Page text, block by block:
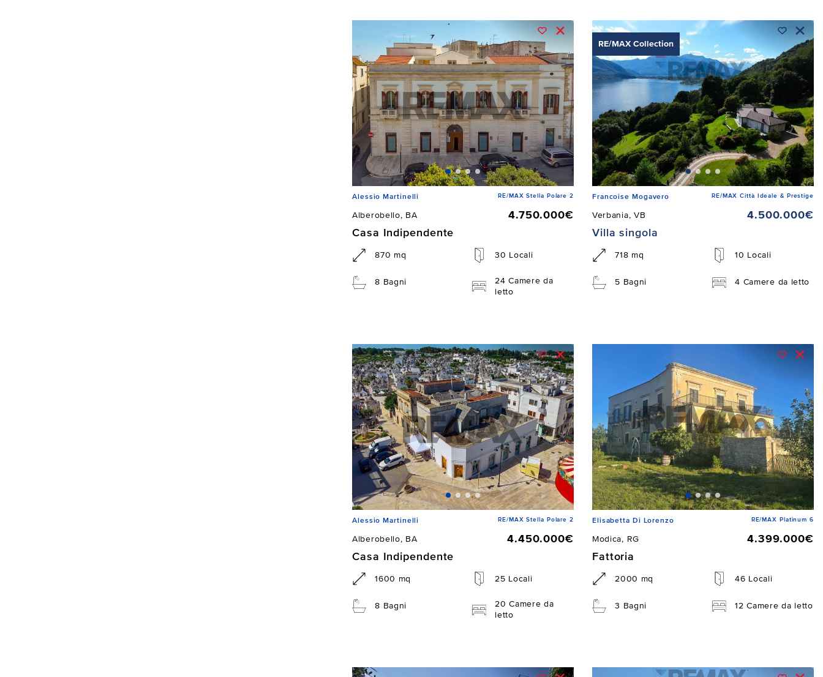
Alessio Martinelli RE/MAX Stella Polare 2
Alberobello, BA
4.750.000€
Casa Indipendente
870 mq 30 Locali
8 Bagni
24 Camere da
letto
RE/MAX Collection
Francoise Mogavero RE/MAX Città Ideale & Prestige
Verbania, VB
4.500.000€
Villa singola
718 mq 10 Locali
5 Bagni 4 Camere da letto
Alessio Martinelli RE/MAX Stella Polare 2
Alberobello, BA
4.450.000€
Casa Indipendente
1600 mq 25 Locali
8 Bagni
20 Camere da
letto
Elisabetta Di Lorenzo RE/MAX Platinum 6
Modica, RG
4.399.000€
Fattoria
2000 mq 46 Locali
3 Bagni 12 Camere da letto